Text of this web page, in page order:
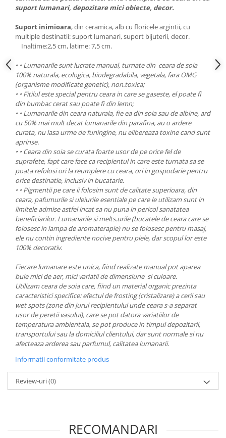
suport lumanari, depozitare mici obiecte, decor.
Suport inimioara, din ceramica, alb cu floricele argintii, cu
multiple destinatii: suport lumanari, suport bijuterii, decor.
Inaltime:2,5 cm, latime: 7,5 cm.
• • Lumanarile sunt lucrate manual, turnate din ceara de soia
100% naturala, ecologica, biodegradabila, vegetala, fara OMG
(organisme modificate genetic), non.toxica;
• • Fitilul este special pentru ceara in care se gaseste, el poate fi
din bumbac cerat sau poate fi din lemn;
• • Lumanarile din ceara naturala, fie ea din soia sau de albine, ard
cu 50% mai mult decat lumanarile din parafina, au o ardere
curata, nu lasa urme de funingine, nu elibereaza toxine cand sunt
aprinse.
• • Ceara din soia se curata foarte usor de pe orice fel de
suprafete, fapt care face ca recipientul in care este turnata sa se
poata refolosi ori la reumplere cu ceara, ori in gospodarie pentru
orice destinatie, inclusiv in bucatarie.
• • Pigmentii pe care ii folosim sunt de calitate superioara, din
ceara, pafumurile si uleiurile esentiale pe care le utilizam sunt in
limitele admise astfel incat sa nu puna in pericol sanatatea
beneficiarilor. Lumanarile si melts.urile (bucatele de ceara care se
folosesc in lampa de aromaterapie) nu se folosesc pentru masaj,
ele nu contin ingrediente nocive pentru piele, dar scopul lor este
100% decorativ.
Fiecare lumanare este unica, fiind realizate manual pot aparea
bule mici de aer, mici variatii de dimensiune si culoare.
Utilizam ceara de soia care, fiind un material organic prezinta
caracteristici specifice: efectul de frosting (cristalizare) a cerii sau
wet spots (zone din jurul recipientului unde ceara s-a separat
usor de peretii vasului), care se pot datora variatiilor de
temperatura ambientala, se pot produce in timpul depozitarii,
transportului sau la domiciliul clientului, dar sunt normale si nu
afecteaza arderea sau parfumul, calitatea lumanarii.
Informatii conformitate produs
Review-uri(0)
RECOMANDARI